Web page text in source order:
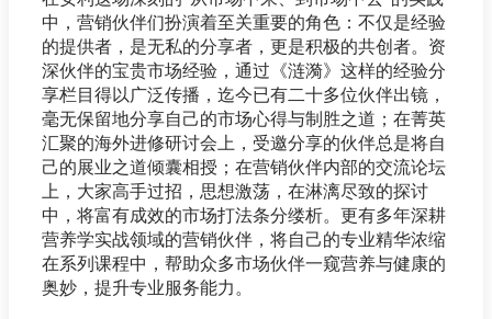
中，营销伙伴们扮演着至关重要的角色：不仅是经验
的提供者，是无私的分享者，更是积极的共创者。资
深伙伴的宝贵市场经验，通过《涟漪》这样的经验分
享栏目得以广泛传播，迄今已有二十多位伙伴出镜，
毫无保留地分享自己的市场心得与制胜之道；在菁英
汇聚的海外进修研讨会上，受邀分享的伙伴总是将自
己的展业之道倾囊相授；在营销伙伴内部的交流论坛
上，大家高手过招，思想激荡，在淋漓尽致的探讨
中，将富有成效的市场打法条分缕析。更有多年深耕
营养学实战领域的营销伙伴，将自己的专业精华浓缩
在系列课程中，帮助众多市场伙伴一窥营养与健康的
奥妙，提升专业服务能力。